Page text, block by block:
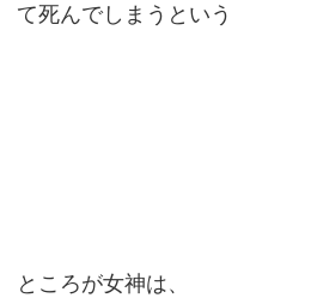
て死んでしまうという
ところが女神は、